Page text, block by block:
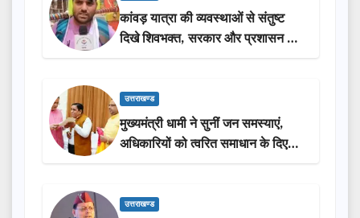
कांवड़ यात्रा की व्यवस्थाओं से संतुष्ट
दिखे शिवभक्त, सरकार और प्रशासन की
सराहना…
उत्तराखण्ड
मुख्यमंत्री धामी ने सुनीं जन समस्याएं,
अधिकारियों को त्वरित समाधान के दिए
निर्देश
उत्तराखण्ड